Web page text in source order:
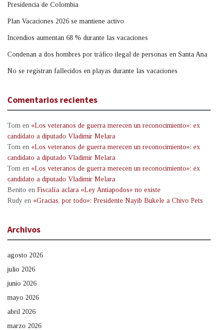
Presidencia de Colombia
Plan Vacaciones 2026 se mantiene activo
Incendios aumentan 68 % durante las vacaciones
Condenan a dos hombres por tráfico ilegal de personas en Santa Ana
No se registran fallecidos en playas durante las vacaciones
Comentarios recientes
Tom en «Los veteranos de guerra merecen un reconocimiento»: ex
candidato a diputado Vladimir Melara
Tom en «Los veteranos de guerra merecen un reconocimiento»: ex
candidato a diputado Vladimir Melara
Tom en «Los veteranos de guerra merecen un reconocimiento»: ex
candidato a diputado Vladimir Melara
Benito en Fiscalía aclara «Ley Antiapodos» no existe
Rudy en «Gracias, por todo»: Presidente Nayib Bukele a Chivo Pets
Archivos
agosto 2026
julio 2026
junio 2026
mayo 2026
abril 2026
marzo 2026